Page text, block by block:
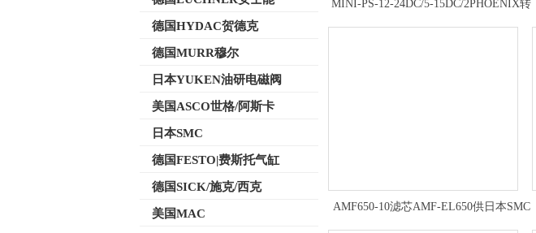
德国HYDAC贺德克
德国MURR穆尔
日本YUKEN油研电磁阀
美国ASCO世格/阿斯卡
日本SMC
德国FESTO|费斯托气缸
德国SICK/施克/西克
美国MAC
MINI-PS-12-24DC/5-15DC/2PHOENIX转
AMF650-10滤芯AMF-EL650供日本SMC